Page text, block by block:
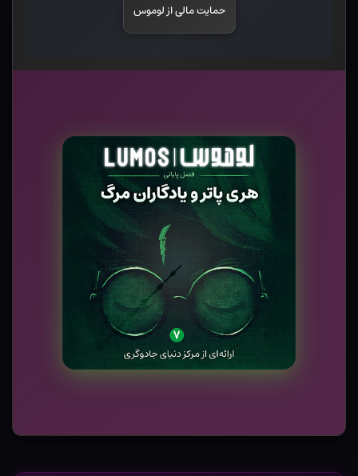
حمایت مالی از لوموس